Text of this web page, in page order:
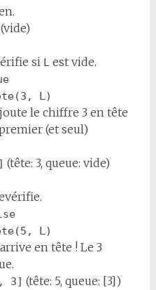
(vide)
si Lest vide.
L)
le chiffre 3 en tête
premier (et seul)
(tête: 3, queue: vide)
L)
en tête ! Le 3
3] (tête: 5, queue: [3])